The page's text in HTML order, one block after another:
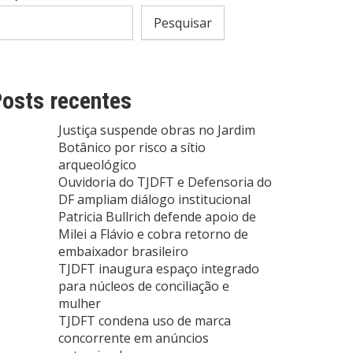
Pesquisar
recentes
Justiça suspende obras no Jardim
Botânico por risco a sítio
arqueológico
Ouvidoria do TJDFT e Defensoria do
DF ampliam diálogo institucional
Patricia Bullrich defende apoio de
Milei a Flávio e cobra retorno de
embaixador brasileiro
TJDFT inaugura espaço integrado
para núcleos de conciliação e
mulher
TJDFT condena uso de marca
concorrente em anúncios